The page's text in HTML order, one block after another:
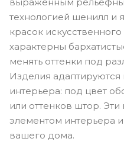
технологией шенилл и
красок
характерны
менять оттенки под
Изделия
интерьера: под цвет
или оттенков штор.
элементом интерьера
вашего дома.